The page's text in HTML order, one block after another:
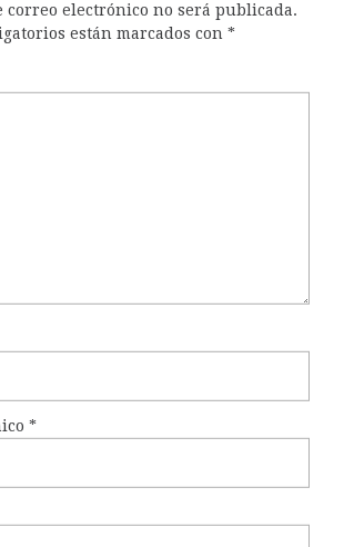
correo electrónico no será publicada.
están marcados con *
*